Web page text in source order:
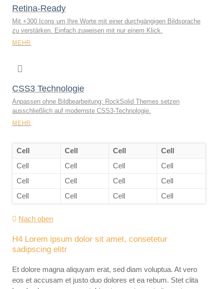
Retina-Ready
Mit +300 Icons um Ihre Worte mit einer durchgängigen Bildsprache
zu verstärken. Einfach zuweisen mit nur einem Klick.
MEHR
CSS3 Technologie
Anpassen ohne Bildbearbeitung: RockSolid Themes setzen
ausschließlich auf modernste CSS3-Technologie.
MEHR
Cell Cell Cell
Cell
Cell
Cell Cell
Cell
Cell
Cell Cell
Cell
Cell
Cell Cell Cell
Nach oben
H4 Lorem ipsum dolor sit amet, consetetur
sadipscing elitr
Et dolore magna aliquyam erat, sed diam voluptua. At vero
eos et accusam et justo duo dolores et ea rebum. Stet clita